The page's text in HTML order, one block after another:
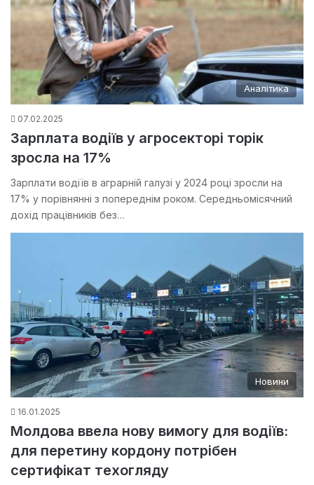
Аналітика
07.02.2025
Зарплата водіїв у агросекторі торік
зросла на 17%
Зарплати водіїв в аграрній галузі у 2024 році зросли на
17% у порівнянні з попереднім роком. Середньомісячний
дохід працівників без…
Новини
16.01.2025
Молдова ввела нову вимогу для водіїв:
для перетину кордону потрібен
сертифікат техогляду